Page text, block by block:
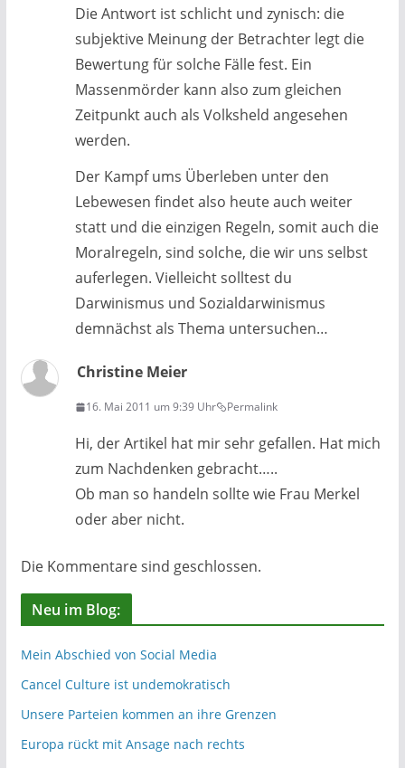
Die Antwort ist schlicht und zynisch: die
subjektive Meinung der Betrachter legt die
Bewertung für solche Fälle fest. Ein
Massenmörder kann also zum gleichen
Zeitpunkt auch als Volksheld angesehen
werden.
Der Kampf ums Überleben unter den
Lebewesen findet also heute auch weiter
statt und die einzigen Regeln, somit auch die
Moralregeln, sind solche, die wir uns selbst
auferlegen. Vielleicht solltest du
Darwinismus und Sozialdarwinismus
demnächst als Thema untersuchen…
Christine Meier
16. Mai 2011 um 9:39 Uhr Permalink
Hi, der Artikel hat mir sehr gefallen. Hat mich
zum Nachdenken gebracht…..
Ob man so handeln sollte wie Frau Merkel
oder aber nicht.
Die Kommentare sind geschlossen.
Neu im Blog:
Mein Abschied von Social Media
Cancel Culture ist undemokratisch
Unsere Parteien kommen an ihre Grenzen
Europa rückt mit Ansage nach rechts